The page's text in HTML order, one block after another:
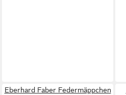
Eberhard Faber Federmäppchen